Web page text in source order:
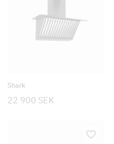
Shark
22 900 SEK